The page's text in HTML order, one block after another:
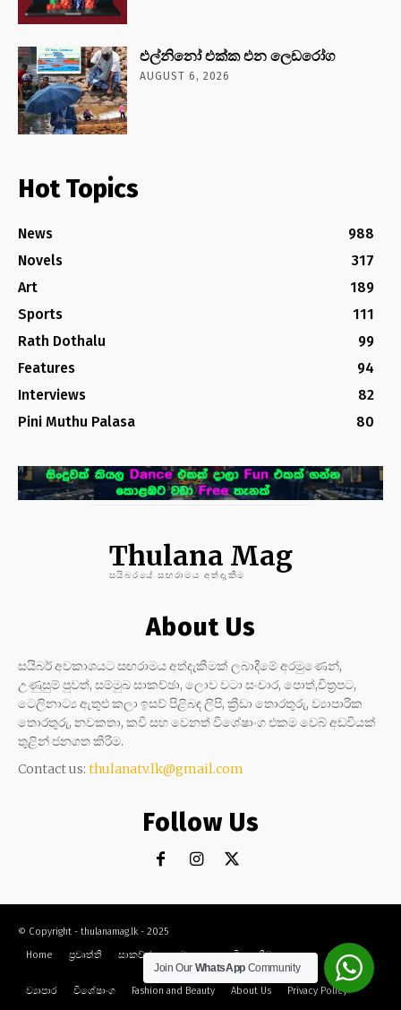
එල්නිනෝ එක්ක එන ලෙඩරෝග
AUGUST 6, 2026
Hot Topics
News
988
Novels
317
Art
189
Sports
111
Rath Dothalu
99
Features
94
Interviews
82
Pini Muthu Palasa
80
Thulana Mag
සයිබරයේ සඟරාමය අත්දැකීම
About Us
සයිබර් අවකාශයට සඟරාමය අත්දැකීමක් ලබාදීමේ අරමුණෙන්,
උණුසුම් පුවත්, සම්මුඛ සාකච්ඡා, ලොව වටා සංචාර, පොත්,චිත්‍රපට,
ටෙලිනාට්‍ය ඇතුළු කලා ඉසව් පිළිබඳ ලිපි, ක්‍රීඩා තොරතුරු, ව්‍යාපාරික
තොරතුරු, නවකතා, කවි සහ වෙනත් විශේෂාංග එකම වෙබ් අඩවියක්
තුළින් ජනගත කිරීම.
Contact us: thulanatv.lk@gmail.com
Follow Us
© Copyright - thulanamag.lk - 2025
Home
ප්‍රවෘත්ති සාකච්ඡා නවකතා කවි ක්‍රීඩා කලා සංචාර
ව්‍යාපාර විශේෂාංග Fashion and Beauty About Us Privacy Policy
Join Our WhatsAppCommunity